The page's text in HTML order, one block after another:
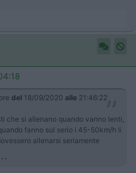
del 18/09/2020 alle 21:46:22
che si allenano quando vanno lenti,
fanno sul serio i 45-50km/h li
allenarsi seriamente